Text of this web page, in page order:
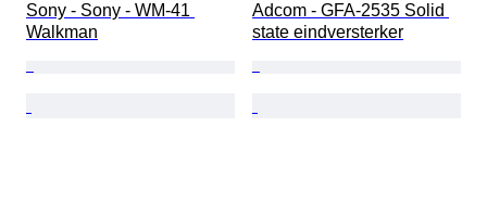
Sony - Sony - WM-41
Walkman
Adcom - GFA-2535 Solid
state eindversterker